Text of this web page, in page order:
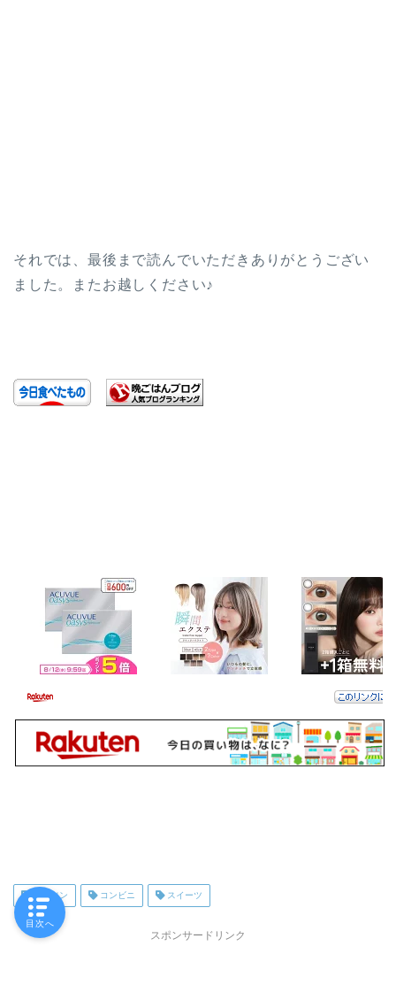
それでは、最後まで読んでいただきありがとうござい
ました。またお越しください♪
ローソン コンビニ スイーツ
スポンサードリンク
目次へ